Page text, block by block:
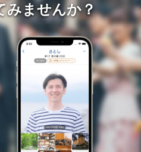
みませんか？